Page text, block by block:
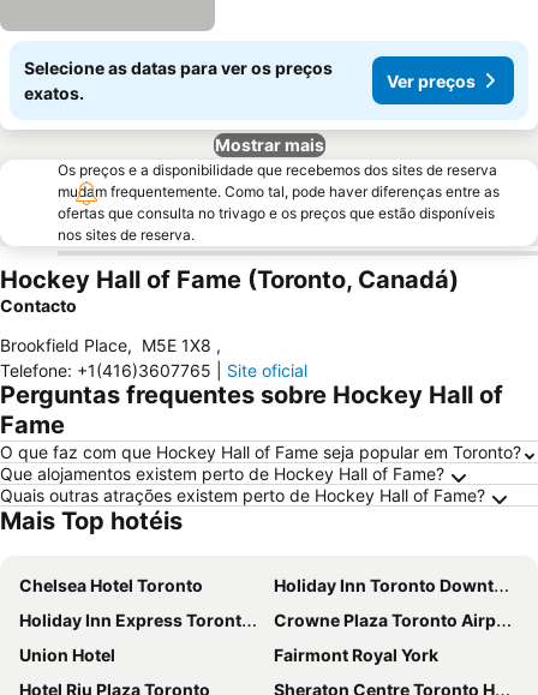
Selecione as datas para ver os preços
exatos.
Ver preços
Mostrar mais
Os preços e a disponibilidade que recebemos dos sites de reserva
mudam frequentemente. Como tal, pode haver diferenças entre as
ofertas que consulta no trivago e os preços que estão disponíveis
nos sites de reserva.
Hockey Hall of Fame (Toronto, Canadá)
Contacto
Brookfield Place, M5E 1X8 ,
Telefone: +1(416)3607765 Site oficial
Perguntas frequentes sobre Hockey Hall of
Fame
O que faz com que Hockey Hall of Fame seja popular em Toronto?
Que alojamentos existem perto de Hockey Hall of Fame?
Quais outras atrações existem perto de Hockey Hall of Fame?
Mais Top hotéis
Chelsea Hotel Toronto
Holiday Inn Toronto Downtown Centre By Ihg
Holiday Inn Express Toronto Downtown By Ihg
Crowne Plaza Toronto Airport by IHG
Union Hotel
Fairmont Royal York
Hotel Riu Plaza Toronto
Sheraton Centre Toronto Hotel